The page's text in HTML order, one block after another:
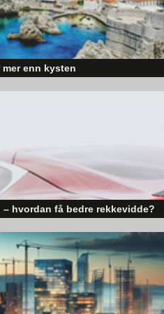
i fokus når Thomas forklarer
å legge et helt nytt gulv.
eikegulv som er 75
med et nytt gulv, koster en
Ved å isteden slipe tregulvet,
bedre for både miljøet og
er klare over er at det er
fasong.
fastslår Thomas, og
avfall, som må håndteres og
kjøretøy. Det nye gulvet har
som også må fraktes til
enn kysten
sitter igjen med.
hvordan få bedre rekkevidde?
en utfordring.